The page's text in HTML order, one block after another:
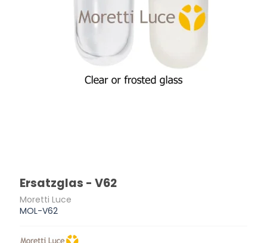
Ersatzglas - V62
Moretti Luce
MOL-V62